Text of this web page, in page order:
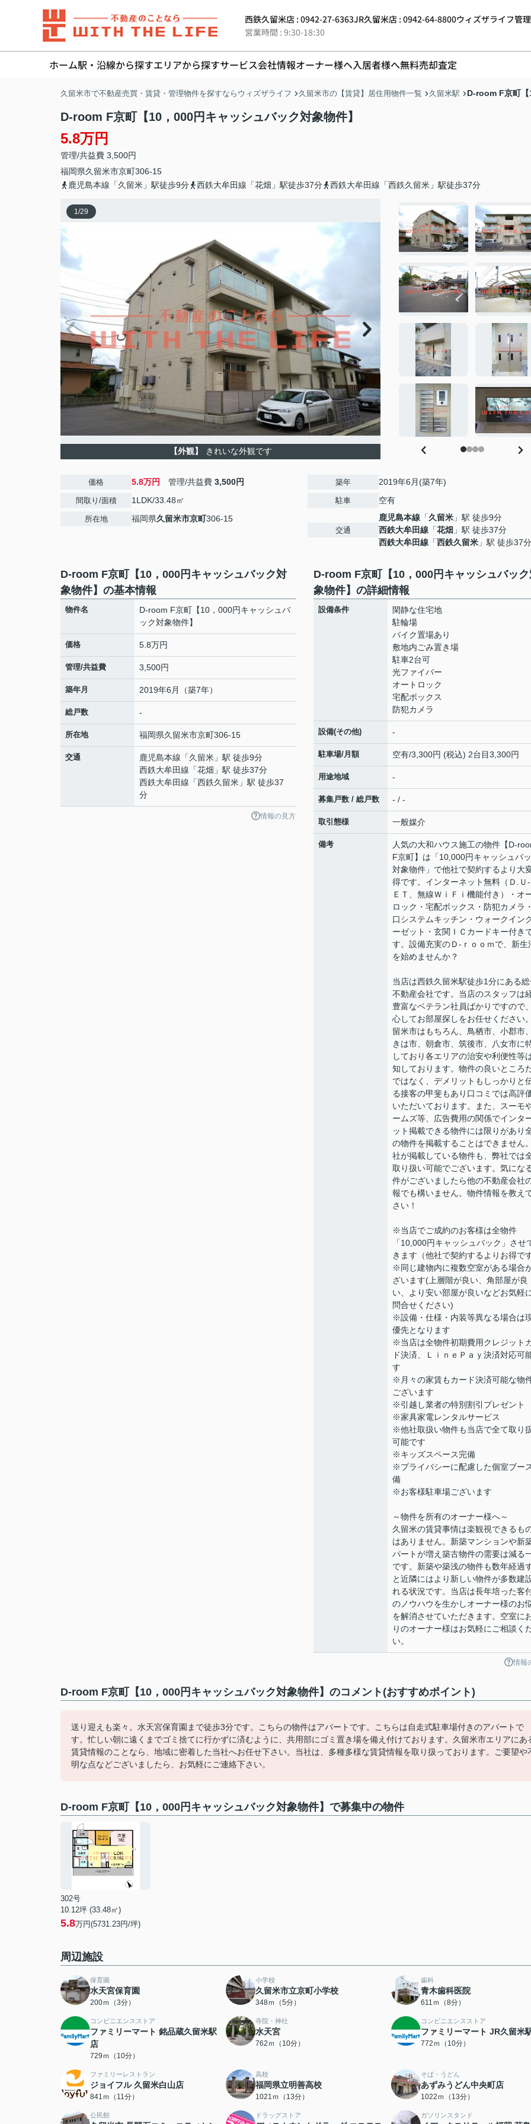
西鉄久留米店 : 0942-27-6363JR久留米店 : 0942-64-8800ウィズザライフ管
営業時間 : 9:30-18:30
ホーム駅・沿線から探すエリアから探すサービス会社情報オーナー様へ入居者様へ無料売却査定
久留米市で不動産売買・賃貸・管理物件を探すならウィズザライフ 久留米市の【賃貸】居住用物件一覧 久留米駅 D-room F京町
D-room F京町【10，000円キャッシュバック対象物件】
5.8万円
管理/共益費 3,500円
福岡県久留米市京町306-15
鹿児島本線「久留米」駅徒歩9分
西鉄大牟田線「花畑」駅徒歩37分 西鉄大牟田線「西鉄久留米」駅徒歩37分
1/29
【外観】 きれいな外観です
価格 5.8万円 管理/共益費 3,500円
間取り/面積 1LDK/33.48㎡
所在地 福岡県久留米市京町306-15
築年 2019年6月(築7年)
駐車 空有
交通
鹿児島本線 「久留米 」駅 徒歩9分
西鉄大牟田線 「花畑 」駅 徒歩37分
西鉄大牟田線 「西鉄久留米 」駅 徒歩37分
D-room F京町【10，000円キャッシュバック対
象物件】の基本情報
物件名
D-room F京町【10，000円キャッシュバ
ック対象物件】
価格 5.8万円
管理/共益費 3,500円
築年月 2019年6月（築7年）
総戸数 -
所在地 福岡県久留米市京町306-15
交通 鹿児島本線 「久留米 」駅 徒歩9分
西鉄大牟田線 「花畑 」駅 徒歩37分
西鉄大牟田線 「西鉄久留米 」駅 徒歩37
分
情報の見方
D-room F京町【10，000円キャッシュバッ
象物件】の詳細情報
設備条件
閑静な住宅地
駐輪場
バイク置場あり
敷地内ごみ置き場
駐車2台可
光ファイバー
オートロック
宅配ボックス
防犯カメラ
設備(その他) -
駐車場/月額 空有/3,300円 (税込) 2台目3,300円
用途地域 -
募集戸数 / 総戸数 - / -
取引態様 一般媒介
備考
人気の大和ハウス施工の物件【D-
F京町】は「10,000円キャッシュバ
対象物件」で他社で契約するより大
得です。インターネット無料（Ｄ.Ｕ
ＥＴ、無線ＷｉＦｉ機能付き）・オ
ロック・宅配ボックス・防犯カメラ
口システムキッチン・ウォークイン
ーゼット・玄関ＩＣカードキー付き
す。設備充実のＤ-ｒｏｏｍで、新生
を始めませんか？
当店は西鉄久留米駅徒歩1分にある
不動産会社です。当店のスタッフは
豊富なベテラン社員ばかりですので
心してお部屋探しをお任せください
留米市はもちろん、鳥栖市、小郡市
きは市、朝倉市、筑後市、八女市に
しており各エリアの治安や利便性等
知しております。物件の良いところ
ではなく、デメリットもしっかりと
る接客の甲斐もあり口コミでは高評
いただいております。また、スーモ
ームズ等、広告費用の関係でインタ
ット掲載できる物件には限りがあり
の物件を掲載することはできません
社が掲載している物件も、弊社では
取り扱い可能でございます。気にな
件がございましたら他の不動産会社
報でも構いません。物件情報を教え
さい！
※当店でご成約のお客様は全物件
「10,000円キャッシュバック」させ
きます（他社で契約するよりお得で
※同じ建物内に複数空室がある場合
ざいます(上層階が良い、角部屋が良
い、より安い部屋が良いなどお気軽
問合せください)
※設備・仕様・内装等異なる場合は
優先となります
※当店は全物件初期費用クレジット
ド決済、ＬｉｎｅＰａｙ決済対応可
す
※月々の家賃もカード決済可能な物
ございます
※引越し業者の特別割引プレゼント
※家具家電レンタルサービス
※他社取扱い物件も当店で全て取り
可能です
※キッズスペース完備
※プライバシーに配慮した個室ブー
備
※お客様駐車場ございます
～物件を所有のオーナー様へ～
久留米の賃貸事情は楽観視できるも
はありません。新築マンションや新
パートが増え築古物件の需要は減る
です。新築や築浅の物件も数年経過
と近隣にはより新しい物件が多数建
れる状況です。当店は長年培った客
のノウハウを生かしオーナー様のお
を解消させていただきます。空室に
りのオーナー様はお気軽にご相談く
い。
情報
D-room F京町【10，000円キャッシュバック対象物件】のコメント(おすすめポイント)
送り迎えも楽々。水天宮保育園まで徒歩3分です。こちらの物件はアパートです。こちらは自走式駐車場付きのアパートで
す。忙しい朝に遠くまでゴミ捨てに行かずに済むように、共用部にゴミ置き場を備え付けております。久留米市エリアにあ
賃貸情報のことなら、地域に密着した当社へお任せ下さい。当社は、多種多様な賃貸情報を取り扱っております。ご要望や
明な点などございましたら、お気軽にご連絡下さい。
D-room F京町【10，000円キャッシュバック対象物件】で募集中の物件
302号
10.12坪 (33.48㎡)
5.8万円(5731.23円/坪)
周辺施設
保育園
水天宮保育園
200ｍ（3分）
小学校
久留米市立京町小学校
348ｍ（5分）
歯科
青木歯科医院
611ｍ（8分）
コンビニエンスストア
ファミリーマート 銘品蔵久留米駅
店
729ｍ（10分）
寺院・神社
水天宮
762ｍ（10分）
コンビニエンスストア
ファミリーマート JR久留米
772ｍ（10分）
ファミリーレストラン
ジョイフル 久留米白山店
841ｍ（11分）
高校
福岡県立明善高校
1021ｍ（13分）
そば・うどん
あずみうどん中央町店
1022ｍ（13分）
公民館 ドラッグストア ガソリンスタンド